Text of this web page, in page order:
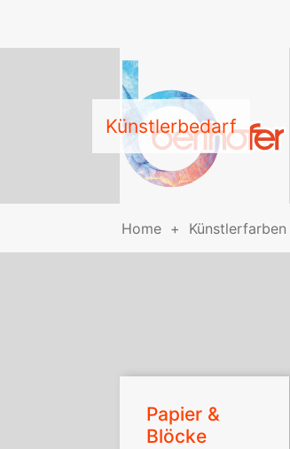
Künstlerbedarf
Home Künstlerfarben
Papier &
Blöcke